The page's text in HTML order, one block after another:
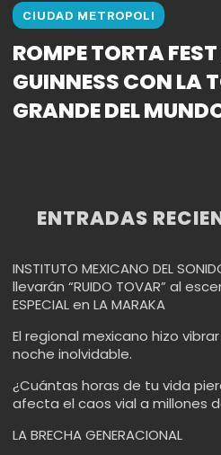
CIUDAD METROPOLI
ROMPE TORTA
GUINNESS CON LA
GRANDE DEL
ENTRADAS
INSTITUTO MEXICANO DEL
llevarán “RUIDO TOVAR” al
ESPECIAL en LA MARAKA
El regional mexicano hizo
noche inolvidable.
¿Cuántas horas de tu vida
afecta el caos vial a millones
LA BRECHA GENERACIONAL